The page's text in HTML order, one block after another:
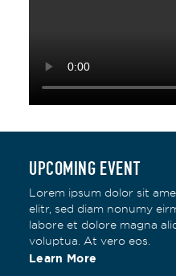
UPCOMING EVENT
Lorem ipsum dolor sit
elitr, sed diam nonumy
labore et dolore magna
voluptua. At vero eos.
Learn More